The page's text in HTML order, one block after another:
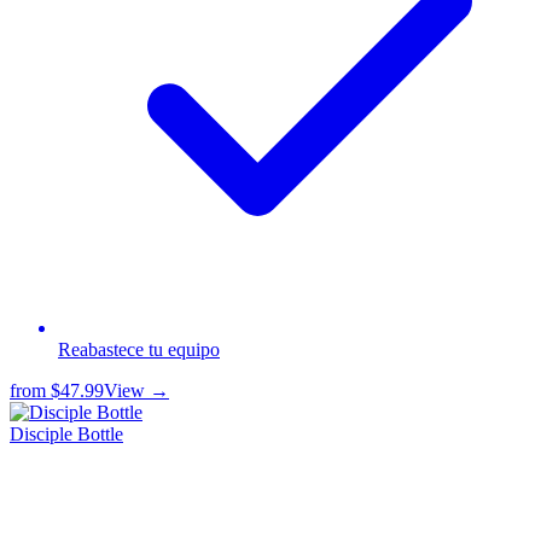
Reabastece tu equipo
from $47.99View →
Disciple Bottle